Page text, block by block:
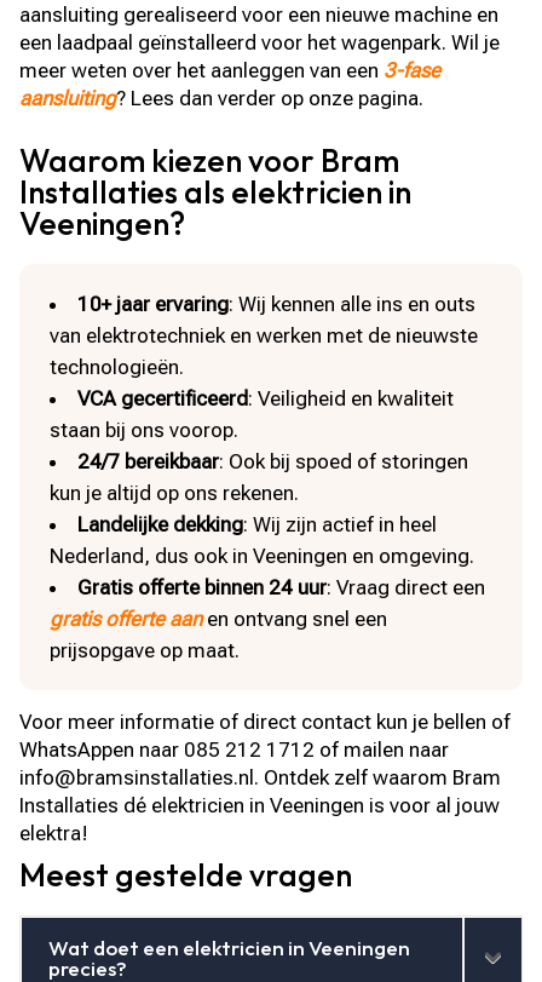
aansluiting gerealiseerd voor een nieuwe machine en
een laadpaal geïnstalleerd voor het wagenpark. Wil je
meer weten over het aanleggen van een 3-fase
aansluiting? Lees dan verder op onze pagina.
Waarom kiezen voor Bram
Installaties als elektricien in
Veeningen?
10+ jaar ervaring: Wij kennen alle ins en outs
van elektrotechniek en werken met de nieuwste
technologieën.
VCA gecertificeerd: Veiligheid en kwaliteit
staan bij ons voorop.
24/7 bereikbaar: Ook bij spoed of storingen
kun je altijd op ons rekenen.
Landelijke dekking: Wij zijn actief in heel
Nederland, dus ook in Veeningen en omgeving.
Gratis offerte binnen 24 uur: Vraag direct een
gratis offerte aanen ontvang snel een
prijsopgave op maat.
Voor meer informatie of direct contact kun je bellen of
WhatsAppen naar 085 212 1712 of mailen naar
info@bramsinstallaties.nl. Ontdek zelf waarom Bram
Installaties dé elektricien in Veeningen is voor al jouw
elektra!
Meest gestelde vragen
Wat doet een elektricien in Veeningen
precies?